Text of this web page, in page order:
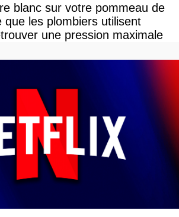
blanc sur votre pommeau de
que les plombiers utilisent
une pression maximale